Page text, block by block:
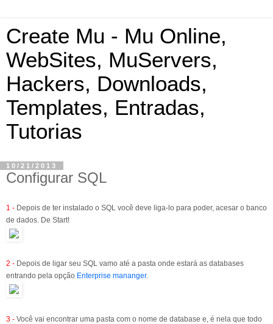
Create Mu - Mu Online,
WebSites, MuServers,
Hackers, Downloads,
Templates, Entradas,
Tutorias
10/21/2013
Configurar SQL
1 - Depois de ter instalado o SQL você deve liga-lo para poder, acesar o banco
de dados. De Start!
2 - Depois de ligar seu SQL vamo até a pasta onde estará as databases
entrando pela opção Enterprise mananger.
3 - Você vai encontrar uma pasta com o nome de database e, é nela que todo